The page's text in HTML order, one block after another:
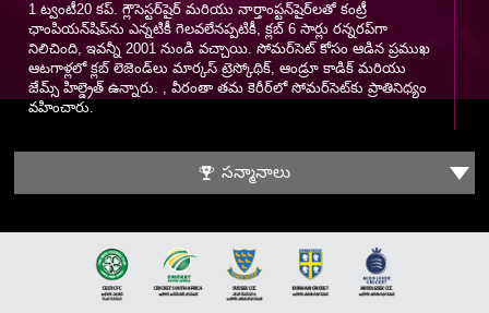
1 ట్వంటీ20 కప్. గ్లౌసెస్టర్‌షైర్ మరియు నార్తాంప్టన్‌షైర్‌లతో కంట్రీ
ఛాంపియన్‌షిప్‌ను ఎన్నటికీ గెలవలేనప్పటికీ, క్లబ్ 6 సార్లు రన్నరప్‌గా
నిలిచింది, ఇవన్నీ 2001 నుండి వచ్చాయి. సోమర్‌సెట్ కోసం ఆడిన ప్రముఖ
ఆటగాళ్లలో క్లబ్ లెజెండ్‌లు మార్కస్ ట్రెస్కోథిక్, ఆండ్రూ కాడిక్ మరియు
జేమ్స్ హిల్డ్రెత్ ఉన్నారు. , వీరంతా తమ కెరీర్‌లో సోమర్‌సెట్‌కు ప్రాతినిధ్యం
వహించారు.
మందిని కలిగి ఉంది మరియు 1882 నుండి క్లబ్‌కు నిలయంగా ఉంది. కౌంటీ
1970ల చివరి వరకు సోమర్సెట్ ట్రోఫీల కోసం సవాలు చేయగల బలీయమైన
సన్మానాలు